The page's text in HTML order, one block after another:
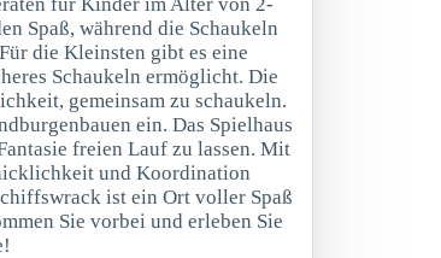
Spaß, während die Schaukeln
die Kleinsten gibt es eine
Schaukeln ermöglicht. Die
gemeinsam zu schaukeln.
ein. Das Spielhaus
freien Lauf zu lassen. Mit
und Koordination
ist ein Ort voller Spaß
Sie vorbei und erleben Sie